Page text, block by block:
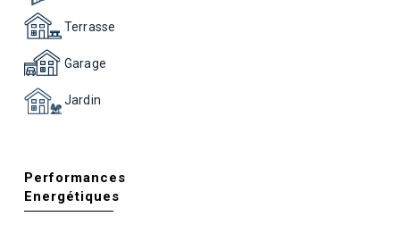
Terrasse
Garage
Jardin
Performances
Energétiques